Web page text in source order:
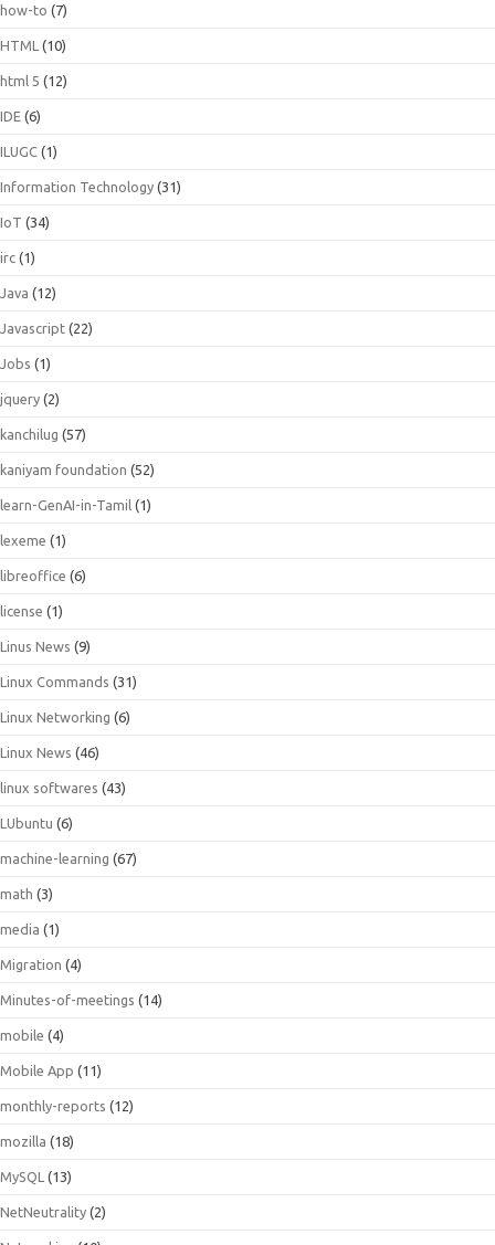
how-to (7)
HTML (10)
html 5 (12)
IDE (6)
ILUGC (1)
Information Technology (31)
IoT (34)
irc (1)
Java (12)
Javascript (22)
Jobs (1)
jquery (2)
kanchilug (57)
kaniyam foundation (52)
learn-GenAI-in-Tamil (1)
lexeme (1)
libreoffice (6)
license (1)
Linus News (9)
Linux Commands (31)
Linux Networking (6)
Linux News (46)
linux softwares (43)
LUbuntu (6)
machine-learning (67)
math (3)
media (1)
Migration (4)
Minutes-of-meetings (14)
mobile (4)
Mobile App (11)
monthly-reports (12)
mozilla (18)
MySQL (13)
NetNeutrality (2)